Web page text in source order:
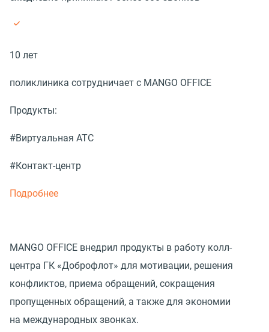
10 лет
поликлиника сотрудничает с MANGO OFFICE
Продукты:
#Виртуальная АТС
#Контакт-центр
Подробнее
MANGO OFFICE внедрил продукты в работу колл-
центра ГК «Доброфлот» для мотивации, решения
конфликтов, приема обращений, сокращения
пропущенных обращений, а также для экономии
на международных звонках.